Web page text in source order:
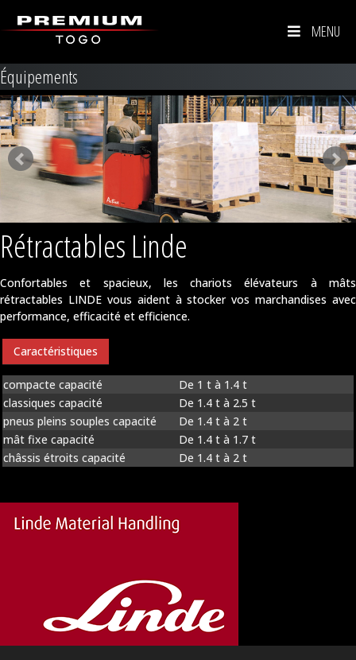
MENU
Équipements
Rétractables Linde
Confortables et spacieux, les chariots élévateurs à mâts
rétractables LINDE vous aident à stocker vos marchandises avec
performance, efficacité et efficience.
Caractéristiques
compacte capacité
De 1 t à 1.4 t
classiques capacité
De 1.4 t à 2.5 t
pneus pleins souples capacité
De 1.4 t à 2 t
mât fixe capacité
De 1.4 t à 1.7 t
châssis étroits capacité
De 1.4 t à 2 t